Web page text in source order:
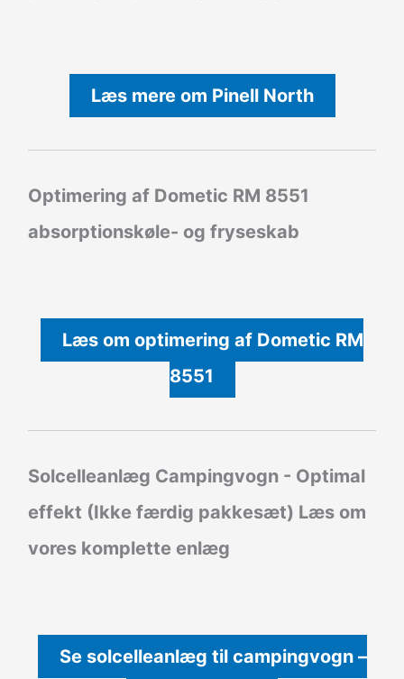
Læs mere om Pinell North
Optimering af Dometic RM 8551
absorptionskøle- og fryseskab
Læs om optimering af Dometic RM
8551
Solcelleanlæg Campingvogn - Optimal
effekt (Ikke færdig pakkesæt) Læs om
vores komplette enlæg
Se solcelleanlæg til campingvogn –